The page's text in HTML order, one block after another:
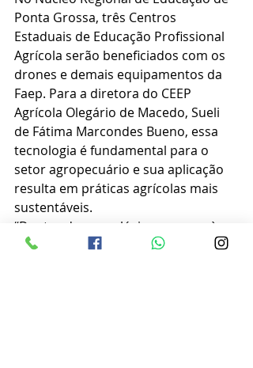
Ponta Grossa, três Centros
Estaduais de Educação Profissional
Agrícola serão beneficiados com os
drones e demais equipamentos da
Faep. Para a diretora do CEEP
Agrícola Olegário de Macedo, Sueli
de Fátima Marcondes Bueno, essa
tecnologia é fundamental para o
setor agropecuário e sua aplicação
resulta em práticas agrícolas mais
sustentáveis.
“Dentro de um colégio, o acesso à
tecnologia é primordial para a